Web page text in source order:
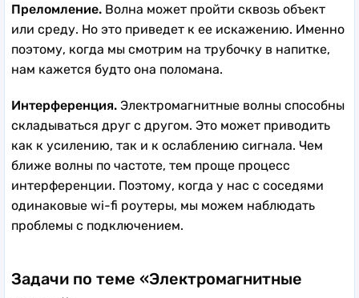
Преломление. Волна может пройти сквозь объект
или среду. Но это приведет к ее искажению. Именно
поэтому, когда мы смотрим на трубочку в напитке,
нам кажется будто она поломана.
Интерференция. Электромагнитные волны способны
складываться друг с другом. Это может приводить
как к усилению, так и к ослаблению сигнала. Чем
ближе волны по частоте, тем проще процесс
интерференции. Поэтому, когда у нас с соседями
одинаковые wi-fi роутеры, мы можем наблюдать
проблемы с подключением.
Задачи по теме «Электромагнитные